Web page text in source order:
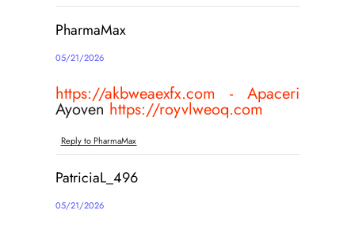
PharmaMax
05/21/2026
https://akbweaexfx.com - Apaceri
Ayoven https://royvlweoq.com
Reply to PharmaMax
PatriciaL_496
05/21/2026